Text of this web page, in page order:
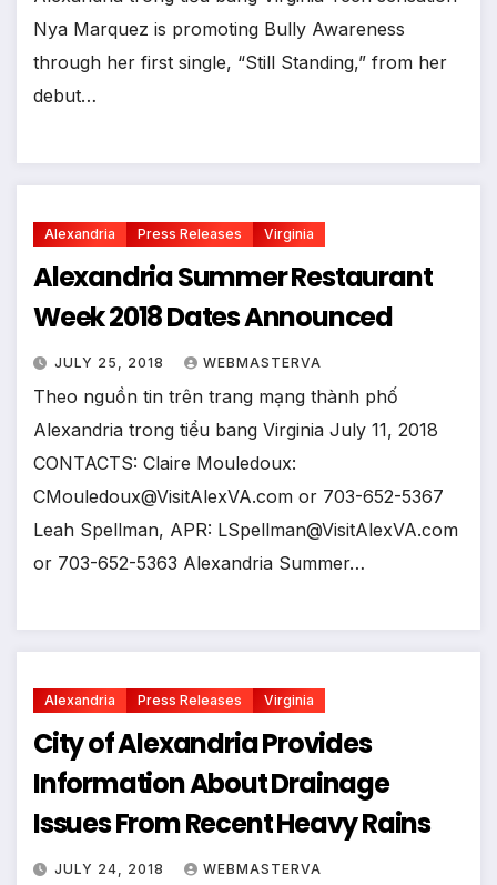
Nya Marquez is promoting Bully Awareness
through her first single, “Still Standing,” from her
debut…
Alexandria Press Releases Virginia
Alexandria Summer Restaurant
Week 2018 Dates Announced
JULY 25, 2018 WEBMASTERVA
Theo nguồn tin trên trang mạng thành phố
Alexandria trong tiểu bang Virginia July 11, 2018
CONTACTS: Claire Mouledoux:
CMouledoux@VisitAlexVA.com or 703-652-5367
Leah Spellman, APR: LSpellman@VisitAlexVA.com
or 703-652-5363 Alexandria Summer…
Alexandria Press Releases Virginia
City of Alexandria Provides
Information About Drainage
Issues From Recent Heavy Rains
JULY 24, 2018 WEBMASTERVA